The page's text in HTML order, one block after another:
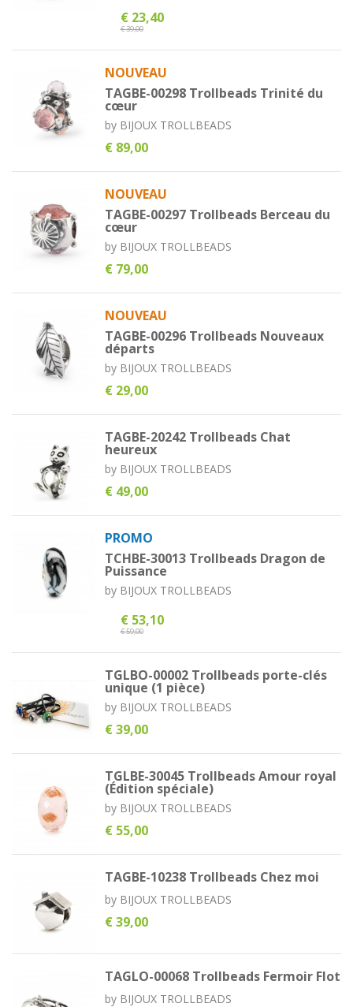
€ 23,40
€ 39,00
NOUVEAU
TAGBE-00298 Trollbeads Trinité du
cœur
by BIJOUX TROLLBEADS
€ 89,00
NOUVEAU
TAGBE-00297 Trollbeads Berceau du
cœur
by BIJOUX TROLLBEADS
€ 79,00
NOUVEAU
TAGBE-00296 Trollbeads Nouveaux
départs
by BIJOUX TROLLBEADS
€ 29,00
TAGBE-20242 Trollbeads Chat
heureux
by BIJOUX TROLLBEADS
€ 49,00
PROMO
TCHBE-30013 Trollbeads Dragon de
Puissance
by BIJOUX TROLLBEADS
€ 53,10
€ 59,00
TGLBO-00002 Trollbeads porte-clés
unique (1 pièce)
by BIJOUX TROLLBEADS
€ 39,00
TGLBE-30045 Trollbeads Amour royal
(Édition spéciale)
by BIJOUX TROLLBEADS
€ 55,00
TAGBE-10238 Trollbeads Chez moi
by BIJOUX TROLLBEADS
€ 39,00
TAGLO-00068 Trollbeads Fermoir Flot
by BIJOUX TROLLBEADS